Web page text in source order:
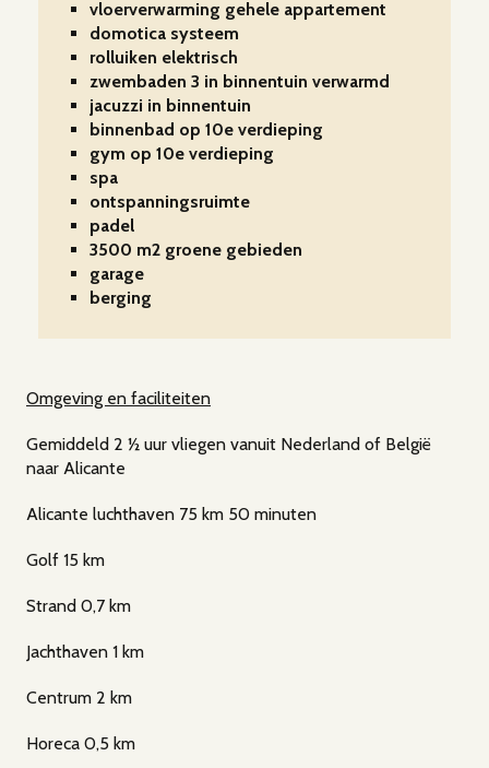
vloerverwarming gehele appartement
domotica systeem
rolluiken elektrisch
zwembaden 3 in binnentuin verwarmd
jacuzzi in binnentuin
binnenbad op 10e verdieping
gym op 10e verdieping
spa
ontspanningsruimte
padel
3500 m2 groene gebieden
garage
berging
Omgeving en faciliteiten
Gemiddeld 2 ½ uur vliegen vanuit Nederland of België
naar Alicante
Alicante luchthaven 75 km 50 minuten
Golf 15 km
Strand 0,7 km
Jachthaven 1 km
Centrum 2 km
Horeca 0,5 km